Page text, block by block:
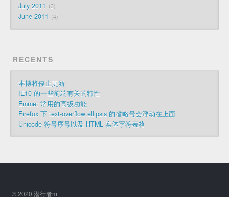
July 2011 3
June 2011 4
RECENTS
本博将停止更新
IE10 的一些前端有关的特性
Emmet 常用的高级功能
Firefox 下 text-overflow:ellipsis 的省略号会浮动在上面
Unicode 符号序号以及 HTML 实体字符表格
© 2020 潜行者m